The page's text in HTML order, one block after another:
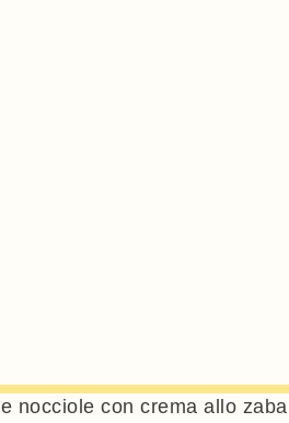
nocciole con crema allo